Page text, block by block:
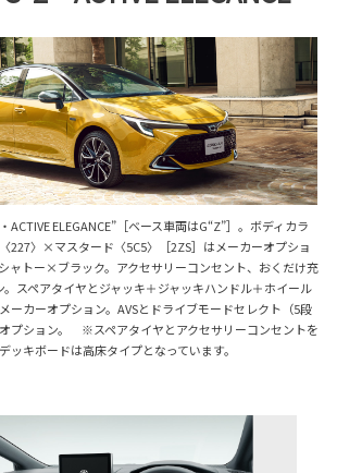
ELEGANCE”［ベース車両はG“Z”］。ボディカラ
227〉×マスタード〈5C5〉［2ZS］はメーカーオプショ
ャトー×ブラック。アクセサリーコンセント、おくだけ充
スペアタイヤとジャッキ＋ジャッキハンドル＋ホイール
ーカーオプション。AVSとドライブモードセレクト（5段
プション。 ※スペアタイヤとアクセサリーコンセントを
ッキボードは高床タイプとなっています。